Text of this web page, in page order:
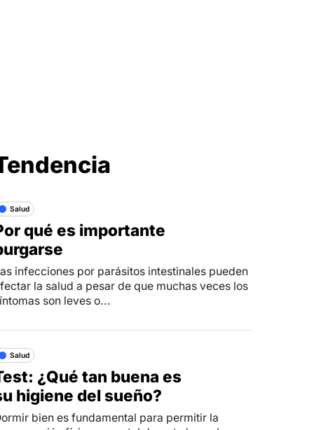
Salud
qué es importante
infecciones por parásitos intestinales pueden
la salud a pesar de que muchas veces los
son leves o...
Salud
¿Qué tan buena es
higiene del sueño?
bien es fundamental para permitir la